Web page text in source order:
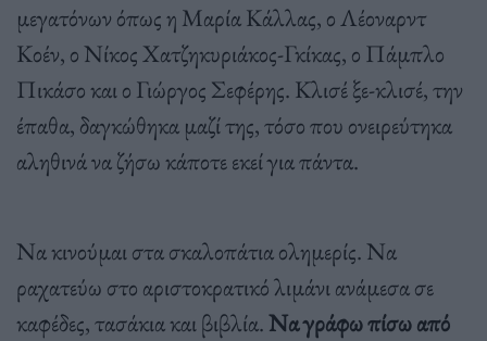
μεγατόνων όπως η Μαρία Κάλλας, ο Λέοναρντ
Κοέν, ο Νίκος Χατζηκυριάκος-Γκίκας, ο Πάμπλο
Πικάσο και ο Γιώργος Σεφέρης. Κλισέ ξε-κλισέ, την
έπαθα, δαγκώθηκα μαζί της, τόσο που ονειρεύτηκα
αληθινά να ζήσω κάποτε εκεί για πάντα.
Να κινούμαι στα σκαλοπάτια ολημερίς. Να
ραχατεύω στο αριστοκρατικό λιμάνι ανάμεσα σε
καφέδες, τασάκια και βιβλία.Να γράφω πίσω από